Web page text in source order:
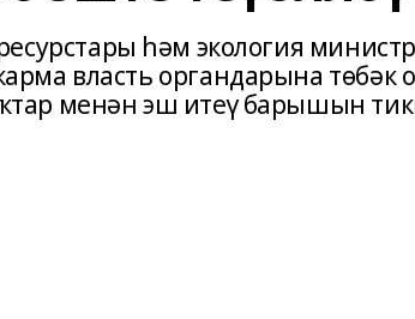
һәм экология
власть органдарына
менән эш итеү барышын